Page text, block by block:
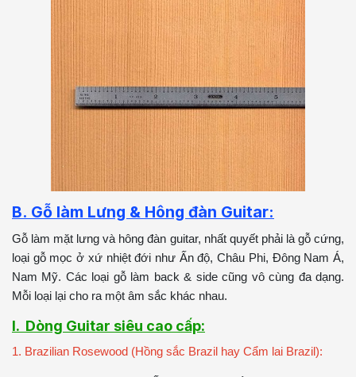
B. Gỗ làm Lưng & Hông đàn Guitar:
Gỗ làm mặt lưng và hông đàn guitar, nhất quyết phải là gỗ cứng,
loại gỗ mọc ở xứ nhiệt đới như Ấn độ, Châu Phi, Đông Nam Á,
Nam Mỹ. Các loại gỗ làm back & side cũng vô cùng đa dạng.
Mỗi loại lại cho ra một âm sắc khác nhau.
I. Dòng Guitar siêu cao cấp:
1. Brazilian Rosewood (Hồng sắc Brazil hay Cẩm lai Brazil):